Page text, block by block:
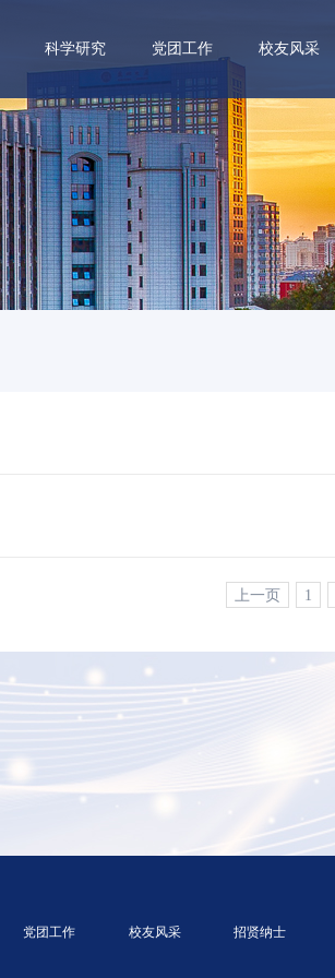
科学研究 党团工作 校友风采
上一页 1
党团工作 校友风采 招贤纳士